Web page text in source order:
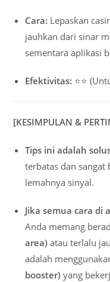
Cara: Lepaskan
jauhkan dari sinar
sementara aplikasi
Efektivitas: ⭐⭐
[KESIMPULAN &
Tips ini adalah
terbatas dan sangat
lemahnya sinyal.
Jika semua cara di
Anda memang
area) atau terlalu
adalah
booster) yang